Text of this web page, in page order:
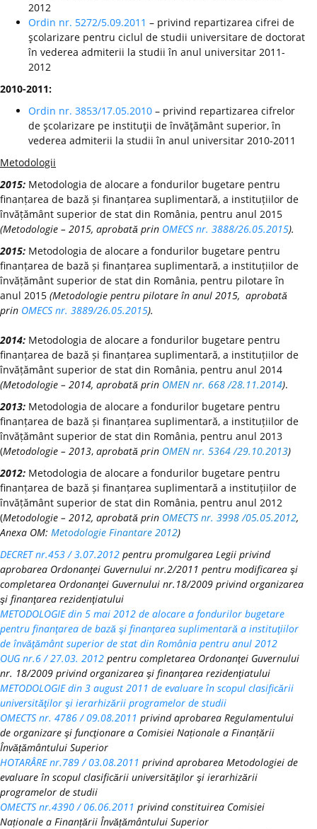
2012
Ordin nr. 5272/5.09.2011 – privind repartizarea cifrei de
şcolarizare pentru ciclul de studii universitare de doctorat
în vederea admiterii la studii în anul universitar 2011-
2012
2010-2011:
Ordin nr. 3853/17.05.2010 – privind repartizarea cifrelor
de şcolarizare pe instituţii de învăţământ superior, în
vederea admiterii la studii în anul universitar 2010-2011
Metodologii
2015: Metodologia de alocare a fondurilor bugetare pentru
finanțarea de bază și finanțarea suplimentară, a instituțiilor de
învățământ superior de stat din România, pentru anul 2015
(Metodologie – 2015, aprobată prin OMECS nr. 3888/26.05.2015).
2015: Metodologia de alocare a fondurilor bugetare pentru
finanțarea de bază și finanțarea suplimentară, a instituțiilor de
învățământ superior de stat din România, pentru pilotare în
anul 2015 (Metodologie pentru pilotare în anul 2015, aprobată
prin OMECS nr. 3889/26.05.2015).
2014: Metodologia de alocare a fondurilor bugetare pentru
finanțarea de bază și finanțarea suplimentară, a instituțiilor de
învățământ superior de stat din România, pentru anul 2014
(Metodologie – 2014, aprobată prin OMEN nr. 668 /28.11.2014).
2013: Metodologia de alocare a fondurilor bugetare pentru
finanțarea de bază și finanțarea suplimentară, a instituțiilor de
învățământ superior de stat din România, pentru anul 2013
(Metodologie – 2013, aprobată prin OMEN nr. 5364 /29.10.2013)
2012: Metodologia de alocare a fondurilor bugetare pentru
finanțarea de bază și finanțarea suplimentară a instituțiilor de
învățământ superior de stat din România, pentru anul 2012
(Metodologie – 2012, aprobată prin OMECTS nr. 3998 /05.05.2012,
Anexa OM: Metodologie Finantare 2012)
DECRET nr.453 / 3.07.2012 pentru promulgarea Legii privind
aprobarea Ordonanţei Guvernului nr.2/2011 pentru modificarea şi
completarea Ordonanţei Guvernului nr.18/2009 privind organizarea
şi finanţarea rezidenţiatului
METODOLOGIE din 5 mai 2012 de alocare a fondurilor bugetare
pentru finanţarea de bază şi finanţarea suplimentară a instituţiilor
de învăţământ superior de stat din România pentru anul 2012
OUG nr.6 / 27.03. 2012 pentru completarea Ordonanţei Guvernului
nr. 18/2009 privind organizarea şi finanţarea rezidenţiatului
METODOLOGIE din 3 august 2011 de evaluare în scopul clasificării
universităţilor şi ierarhizării programelor de studii
OMECTS nr. 4786 / 09.08.2011 privind aprobarea Regulamentului
de organizare şi funcţionare a Comisiei Naționale a Finanțării
Învățământului Superior
HOTARÂRE nr.789 / 03.08.2011 privind aprobarea Metodologiei de
evaluare în scopul clasificării universităţilor şi ierarhizării
programelor de studii
OMECTS nr.4390 / 06.06.2011 privind constituirea Comisiei
Naționale a Finanțării Învățământului Superior